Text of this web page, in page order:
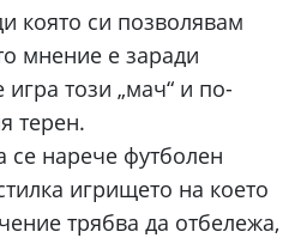
която си позволявам
мнение е заради
игра този „мач“ и по-
терен.
се нарече футболен
игрището на което
трябва да отбележа,